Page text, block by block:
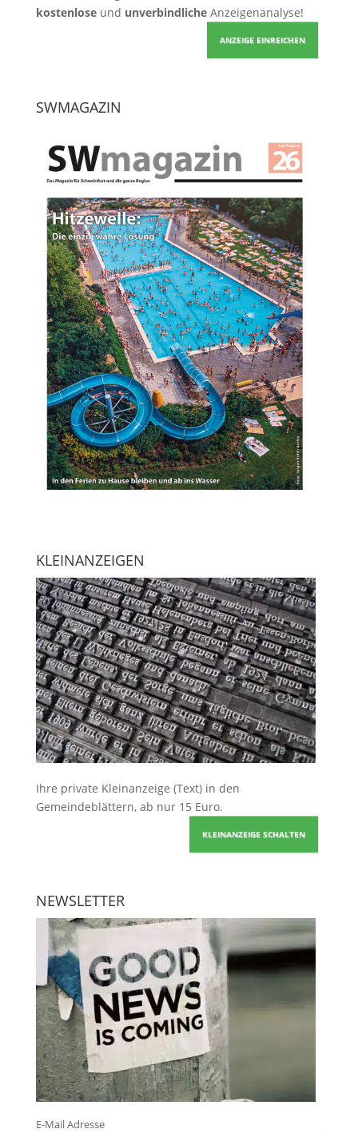
kostenloseund unverbindlicheAnzeigenanalyse!
ANZEIGE EINREICHEN
SWMAGAZIN
KLEINANZEIGEN
Ihre private Kleinanzeige (Text) in den
Gemeindeblättern, ab nur 15 Euro.
KLEINANZEIGE SCHALTEN
NEWSLETTER
E-Mail Adresse